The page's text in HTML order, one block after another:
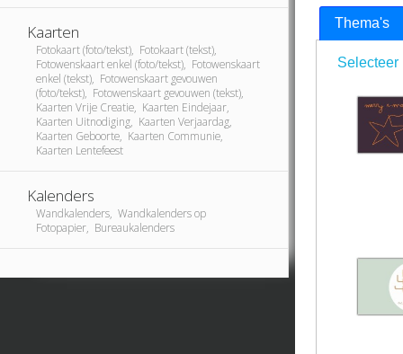
Kaarten
Fotokaart (foto/tekst), Fotokaart (tekst),
Fotowenskaart enkel (foto/tekst), Fotowenskaart
enkel (tekst), Fotowenskaart gevouwen
(foto/tekst), Fotowenskaart gevouwen (tekst),
Kaarten Vrije Creatie, Kaarten Eindejaar,
Kaarten Uitnodiging, Kaarten Verjaardag,
Kaarten Geboorte, Kaarten Communie,
Kaarten Lentefeest
Kalenders
Wandkalenders, Wandkalenders op
Fotopapier, Bureaukalenders
Thema's
Selecteer